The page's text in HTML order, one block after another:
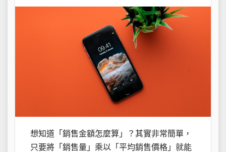
想知道「銷售金額怎麼算」？其實非常簡單，
只要將「銷售量」乘以「平均銷售價格」就能